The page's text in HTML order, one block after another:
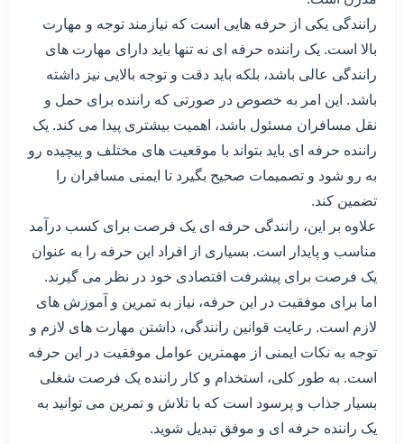
رانندگی یکی از حرفه هایی است که نیازمند توجه و مهارت
بالا است. یک راننده حرفه ای نه تنها باید دارای مهارت های
رانندگی عالی باشد، بلکه باید دقت و توجه بالایی نیز داشته
باشد. این امر به خصوص در صورتی که راننده برای حمل و
نقل مسافران مسئول باشد، اهمیت بیشتری پیدا می کند. یک
راننده حرفه ای باید بتواند با موقعیت های مختلف و پیچیده رو
به رو شود و تصمیمات صحیح بگیرد تا ایمنی مسافران را
تضمین کند.
علاوه بر این، رانندگی حرفه ای یک فرصت برای کسب درآمد
مناسب و پایدار است. بسیاری از افراد این حرفه را به عنوان
یک فرصت برای پیشرفت اقتصادی خود در نظر می گیرند.
اما برای موفقیت در این حرفه، نیاز به تمرین و آموزش های
لازم است. رعایت قوانین رانندگی، داشتن مهارت های لازم و
توجه به نکات ایمنی از مهمترین عوامل موفقیت در این حرفه
است. به طور کلی، استخدام و کار راننده یک فرصت شغلی
بسیار جذاب و پرسود است که با تلاش و تمرین می توانید به
یک راننده حرفه ای و موفق تبدیل شوید.